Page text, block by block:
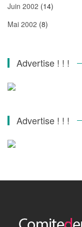
Juin 2002 (14)
Mai 2002 (8)
Advertise ! ! !
Advertise ! ! !